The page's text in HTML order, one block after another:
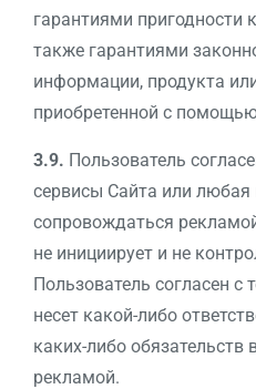
гарантиями пригодности
также гарантиями
информации, продукта
приобретенной с
3.9. Пользователь
сервисы Сайта или любая
сопровождаться
не инициирует и не
Пользователь согласен с
несет какой-либо
каких-либо обязательств
рекламой.